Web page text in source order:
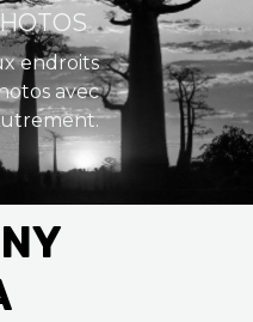
endroits
avec